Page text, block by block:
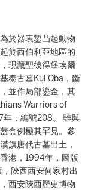
於器表鏨凸起動物
於西伯利亞地區的
現藏聖彼得堡埃爾
泰古墓Kul'Oba，斷
並作局部鎏金，其
Warriors of
，編號208。 雖與
盒例極其罕見。參
旗唐代古墓出土，
港，1994年，圖版
陝西西安何家村出
西安陝西歷史博物